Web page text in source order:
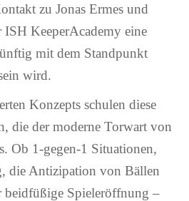
zu Jonas Ermes und
KeeperAcademy eine
mit dem Standpunkt
wird.
Konzepts schulen diese
die der moderne Torwart von
Ob 1-gegen-1 Situationen,
die Antizipation von Bällen
beidfüßige Spieleröffnung –